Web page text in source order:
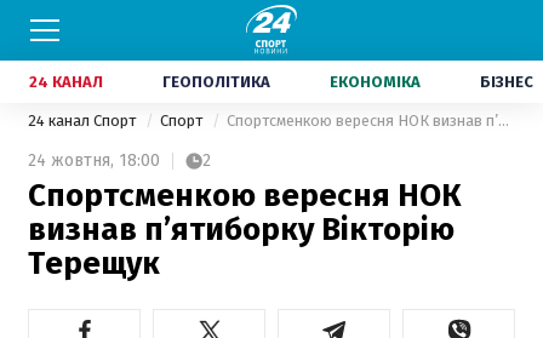
24 КАНАЛ ГЕОПОЛІТИКА ЕКОНОМІКА БІЗНЕС
24 канал Спорт Спорт Спортсменкою вересня НОК визнав п’ятиборку Вікторію Терещук
24 жовтня, 18:00 2
Спортсменкою вересня НОК
визнав п’ятиборку Вікторію
Терещук